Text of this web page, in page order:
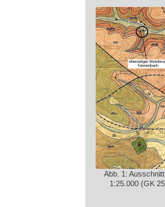
Abb. 1:
1:25.000 (GK